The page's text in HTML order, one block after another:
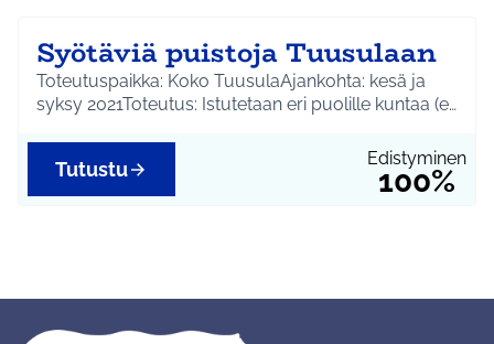
Syötäviä puistoja Tuusulaan
Toteutuspaikka: Koko TuusulaAjankohta: kesä ja
syksy 2021Toteutus: Istutetaan eri puolille kuntaa (e…
Edistyminen
100%
Tutustu